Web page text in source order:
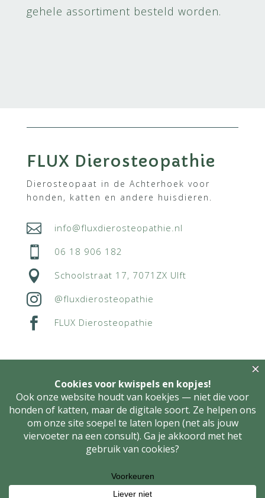
gehele assortiment besteld worden.
FLUX Dierosteopathie
Dierosteopaat in de Achterhoek voor
honden, katten en andere huisdieren.
 info@fluxdierosteopathie.nl
 06 18 906 182
 Schoolstraat 17, 7071ZX Ulft
 @fluxdierosteopathie
 FLUX Dierosteopathie
Algemene voorwaarden